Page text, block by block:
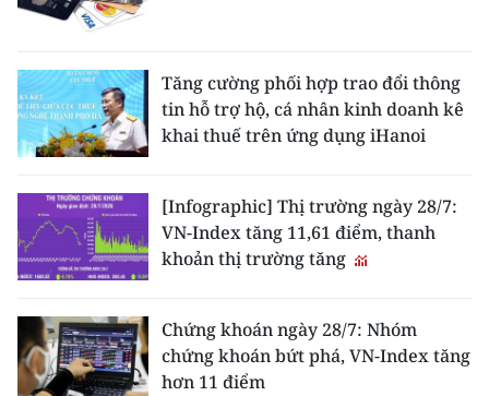
Tăng cường phối hợp trao đổi thông
tin hỗ trợ hộ, cá nhân kinh doanh kê
khai thuế trên ứng dụng iHanoi
[Infographic] Thị trường ngày 28/7:
VN-Index tăng 11,61 điểm, thanh
khoản thị trường tăng
Chứng khoán ngày 28/7: Nhóm
chứng khoán bứt phá, VN-Index tăng
hơn 11 điểm